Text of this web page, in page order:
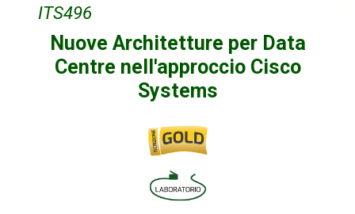
ITS496
Nuove Architetture per Data
Centre nell'approccio Cisco
Systems